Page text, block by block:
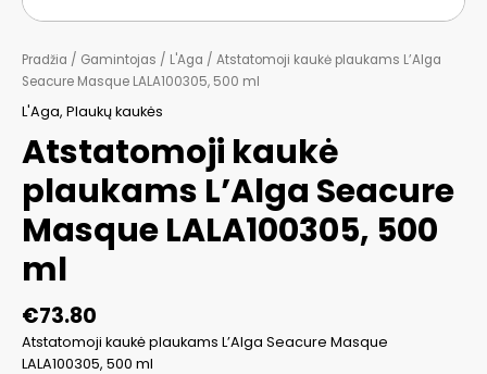
Pradžia / Gamintojas / L'Aga / Atstatomoji kaukė plaukams L’Alga
Seacure Masque LALA100305, 500 ml
L'Aga, Plaukų kaukės
Atstatomoji kaukė
plaukams L’Alga Seacure
Masque LALA100305, 500
ml
€73.80
Atstatomoji kaukė plaukams L’Alga Seacure Masque
LALA100305, 500 ml